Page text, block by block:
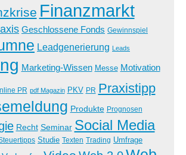
Finanzmarkt
Geschlossene Fonds Gewinnspiel
Leadgenerierung Leads
Marketing-Wissen Messe Motivation
PR pdf Magazin PKV PR Praxistipp
Produkte Prognosen
Recht Seminar Social Media
Studie Texten Trading Umfrage